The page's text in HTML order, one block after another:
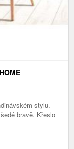
stylu.
bravě. Křeslo